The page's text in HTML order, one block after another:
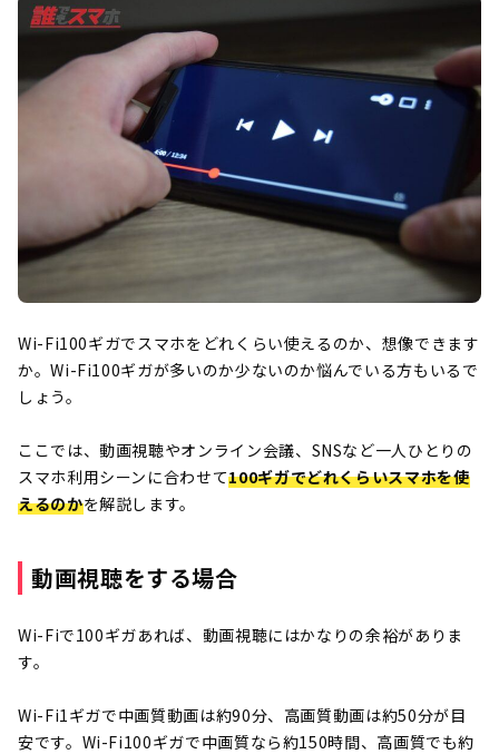
Wi-Fi100ギガでスマホをどれくらい使えるのか、想像できます
か。Wi-Fi100ギガが多いのか少ないのか悩んでいる方もいるで
しょう。
ここでは、動画視聴やオンライン会議、SNSなど一人ひとりの
スマホ利用シーンに合わせて100ギガでどれくらいスマホを使
えるのかを解説します。
動画視聴をする場合
Wi-Fiで100ギガあれば、動画視聴にはかなりの余裕がありま
す。
Wi-Fi1ギガで中画質動画は約90分、高画質動画は約50分が目
安です。Wi-Fi100ギガで中画質なら約150時間、高画質でも約